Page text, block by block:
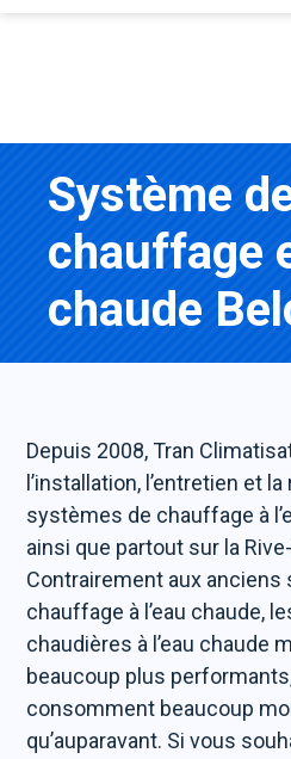
Système
chauffage
chaude
Depuis 2008, Tran
l’installation, l’entretien et
systèmes de chauffage à
ainsi que partout sur la
Contrairement aux anciens
chauffage à l’eau chaude,
chaudières à l’eau chaude
beaucoup plus
consomment beaucoup
qu’auparavant. Si vous